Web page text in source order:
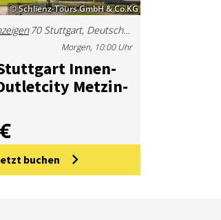
© Schlienz-Tours GmbH & Co.KG
70 Stuttgart, Deutschland
In­nen­
Met­zin­
Morgen, 10:00 Uhr
buchen